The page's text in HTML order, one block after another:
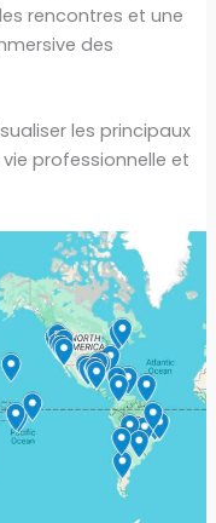
rencontres et une
des
les principaux
professionnelle et